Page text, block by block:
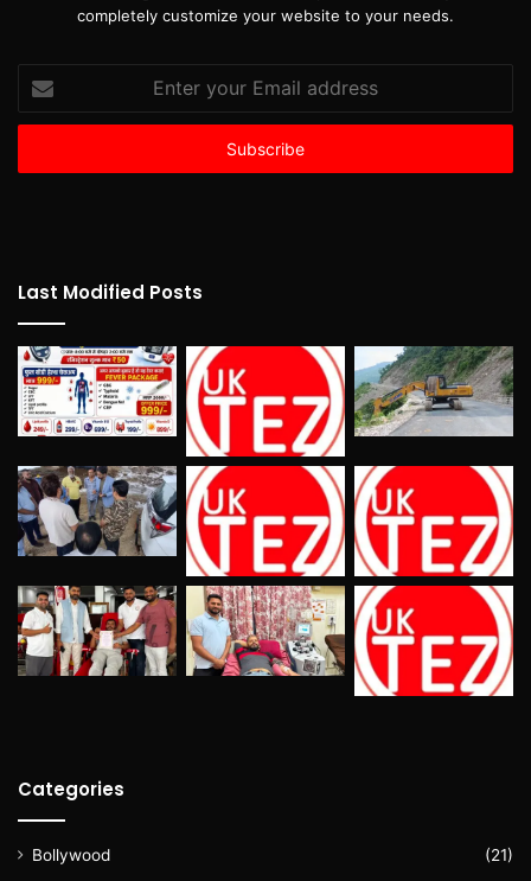
completely customize your website to your needs.
your
Email
Last Modified Posts
Categories
Bollywood
(21)